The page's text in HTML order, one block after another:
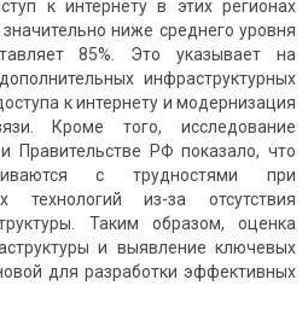
к интернету в этих регионах
ниже среднего уровня
85%. Это указывает на
инфраструктурных
к интернету и модернизация
Кроме того, исследование
Правительстве РФ показало, что
с трудностями при
технологий из-за отсутствия
Таким образом, оценка
и выявление ключевых
для разработки эффективных